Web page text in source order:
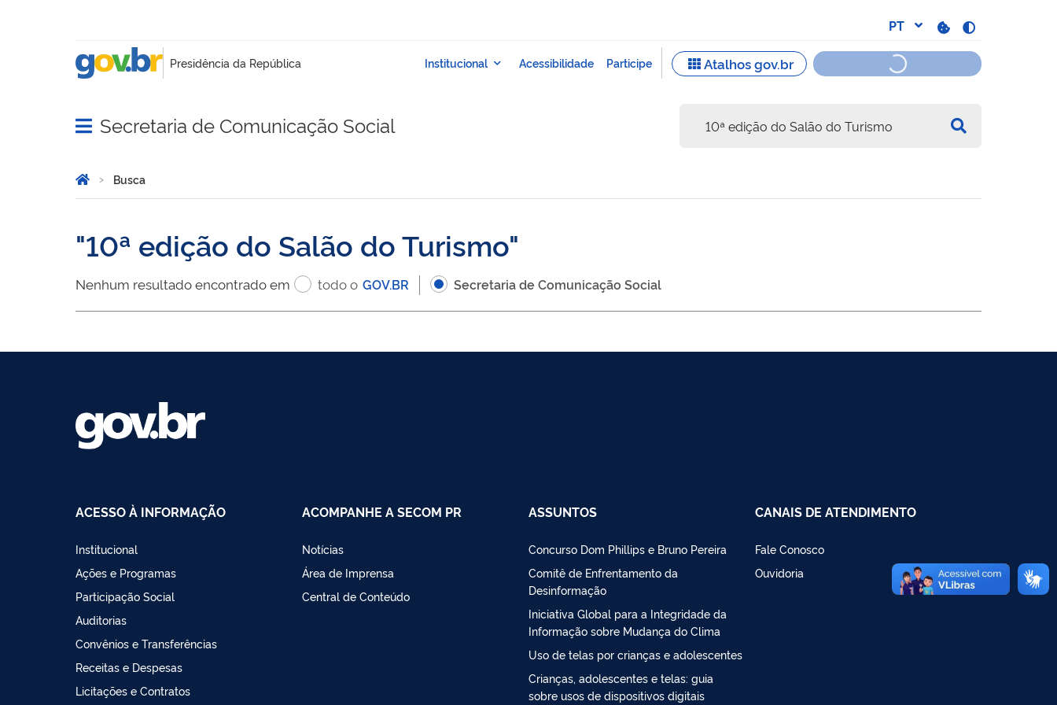
Abrir menu principal de navegação
Secretaria de Comunicação Social
Você está aqui:
Página Inicial
Busca
10ª edição do Salão do Turismo
Nenhum resultado encontrado em todo o GOV.BR Secretaria de Comunicação Social
ACESSO À INFORMAÇÃO
Institucional
Ações e Programas
Participação Social
Auditorias
Convênios e Transferências
Receitas e Despesas
Licitações e Contratos
ACOMPANHE A SECOM PR
Notícias
Área de Imprensa
Central de Conteúdo
ASSUNTOS
Concurso Dom Phillips e Bruno Pereira
Comitê de Enfrentamento da
Desinformação
Iniciativa Global para a Integridade da
Informação sobre Mudança do Clima
Uso de telas por crianças e adolescentes
Crianças, adolescentes e telas: guia
sobre usos de dispositivos digitais
CANAIS DE ATENDIMENTO
Fale Conosco
Ouvidoria